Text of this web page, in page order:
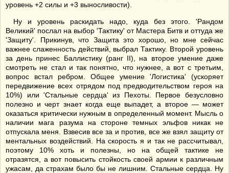
уровень +2 силы и +3 выносливости).
Ну и уровень раскидать надо, куда без этого. 'Рандом
Великий' послал на выбор 'Тактику' от Мастера Битв и оттуда же
'Защиту'. Прикинув, что Защита это хорошо, но мне сейчас
важнее слаженность действий, выбрал Тактику. Второй уровень
за день принес Баллистику (ранг II), на второе умение даже
смотреть не стал и так понятно, что нужнее, а вот с третьим,
вопрос встал ребром. Общее умение 'Логистика' (ускоряет
передвижение всех отрядом под предводительством героя на
10%) или 'Стальные сердца' из Пехоты. Первое безусловно
полезно и черт знает когда еще выпадет, а второе — может
оказаться критически нужным в определенный момент. Мысль о
наличии мага разума на стороне темных эльфов никак не
отпускала меня. Взвесив все за и против, все же взял защиту от
ментальных воздействий. На скорость я и так не рассчитывал,
поэтому 10% хоть и полезны, но на общей тактике не
отразятся, а вот повысить стойкость своей армии к различным
ужасам, да страхам было бы не лишним. Стальные сердца. Ну